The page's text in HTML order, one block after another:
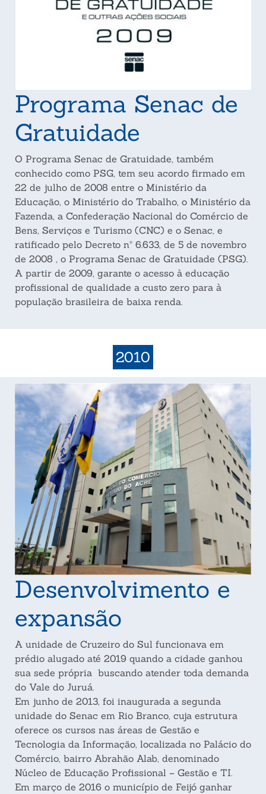
Programa Senac de
Gratuidade
O Programa Senac de Gratuidade, também
conhecido como PSG, tem seu acordo firmado em
22 de julho de 2008 entre o Ministério da
Educação, o Ministério do Trabalho, o Ministério da
Fazenda, a Confederação Nacional do Comércio de
Bens, Serviços e Turismo (CNC) e o Senac, e
ratificado pelo Decreto nº 6.633, de 5 de novembro
de 2008 , o Programa Senac de Gratuidade (PSG).
A partir de 2009, garante o acesso à educação
profissional de qualidade a custo zero para à
população brasileira de baixa renda.
2010
Desenvolvimento e
expansão
A unidade de Cruzeiro do Sul funcionava em
prédio alugado até 2019 quando a cidade ganhou
sua sede própria buscando atender toda demanda
do Vale do Juruá.
Em junho de 2013, foi inaugurada a segunda
unidade do Senac em Rio Branco, cuja estrutura
oferece os cursos nas áreas de Gestão e
Tecnologia da Informação, localizada no Palácio do
Comércio, bairro Abrahão Alab, denominado
Núcleo de Educação Profissional – Gestão e TI.
Em março de 2016 o município de Feijó ganhar